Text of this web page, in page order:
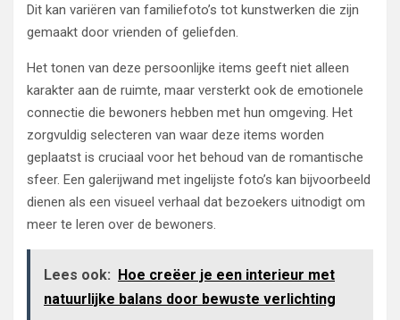
Dit kan variëren van familiefoto’s tot kunstwerken die zijn
gemaakt door vrienden of geliefden.
Het tonen van deze persoonlijke items geeft niet alleen
karakter aan de ruimte, maar versterkt ook de emotionele
connectie die bewoners hebben met hun omgeving. Het
zorgvuldig selecteren van waar deze items worden
geplaatst is cruciaal voor het behoud van de romantische
sfeer. Een galerijwand met ingelijste foto’s kan bijvoorbeeld
dienen als een visueel verhaal dat bezoekers uitnodigt om
meer te leren over de bewoners.
Lees ook: Hoe creëer je een interieur met
natuurlijke balans door bewuste verlichting